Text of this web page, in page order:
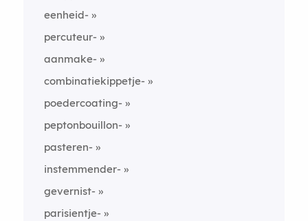
eenheid-
percuteur-
aanmake-
combinatiekippetje-
poedercoating-
peptonbouillon-
pasteren-
instemmender-
gevernist-
parisientje-